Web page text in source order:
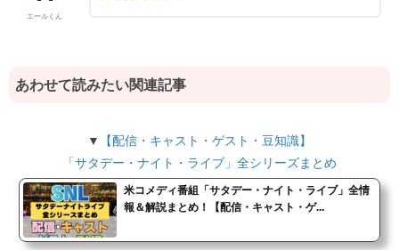
エールくん
あわせて読みたい関連記事
▼
【配信・キャスト・ゲスト・豆知識】
「サタデー・ナイト・ライブ」全シリーズまとめ
米コメディ番組「サタデー・ナイト・ライブ」全情
報＆解説まとめ！【配信・キャスト・ゲ...